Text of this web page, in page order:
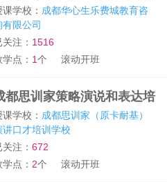
课学校： 成都华心生乐费城教育咨
有限公司
关注： 1516
学点： 1个 滚动开班
都思训家策略演说和表达培
课学校： 成都思训家（原卡耐基）
讲口才培训学校
关注：672
学点： 2个 滚动开班